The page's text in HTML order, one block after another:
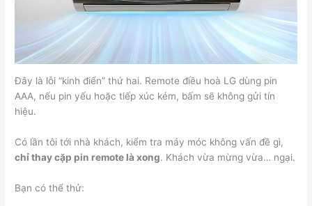
Đây là lỗi “kinh điển” thứ hai. Remote điều hoà LG dùng pin
AAA, nếu pin yếu hoặc tiếp xúc kém, bấm sẽ không gửi tín
hiệu.
Có lần tôi tới nhà khách, kiểm tra máy móc không vấn đề gì,
chỉ thay cặp pin remote là xong. Khách vừa mừng vừa… ngại.
Bạn có thể thử: